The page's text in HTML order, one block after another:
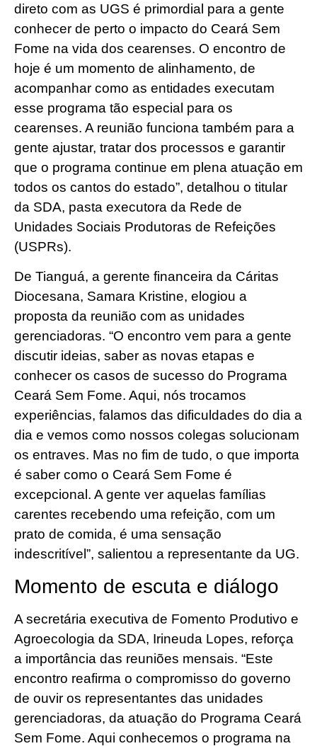
direto com as UGS é primordial para a gente
conhecer de perto o impacto do Ceará Sem
Fome na vida dos cearenses. O encontro de
hoje é um momento de alinhamento, de
acompanhar como as entidades executam
esse programa tão especial para os
cearenses. A reunião funciona também para a
gente ajustar, tratar dos processos e garantir
que o programa continue em plena atuação em
todos os cantos do estado”, detalhou o titular
da SDA, pasta executora da Rede de
Unidades Sociais Produtoras de Refeições
(USPRs).
De Tianguá, a gerente financeira da Cáritas
Diocesana, Samara Kristine, elogiou a
proposta da reunião com as unidades
gerenciadoras. “O encontro vem para a gente
discutir ideias, saber as novas etapas e
conhecer os casos de sucesso do Programa
Ceará Sem Fome. Aqui, nós trocamos
experiências, falamos das dificuldades do dia a
dia e vemos como nossos colegas solucionam
os entraves. Mas no fim de tudo, o que importa
é saber como o Ceará Sem Fome é
excepcional. A gente ver aquelas famílias
carentes recebendo uma refeição, com um
prato de comida, é uma sensação
indescritível”, salientou a representante da UG.
Momento de escuta e diálogo
A secretária executiva de Fomento Produtivo e
Agroecologia da SDA, Irineuda Lopes, reforça
a importância das reuniões mensais. “Este
encontro reafirma o compromisso do governo
de ouvir os representantes das unidades
gerenciadoras, da atuação do Programa Ceará
Sem Fome. Aqui conhecemos o programa na